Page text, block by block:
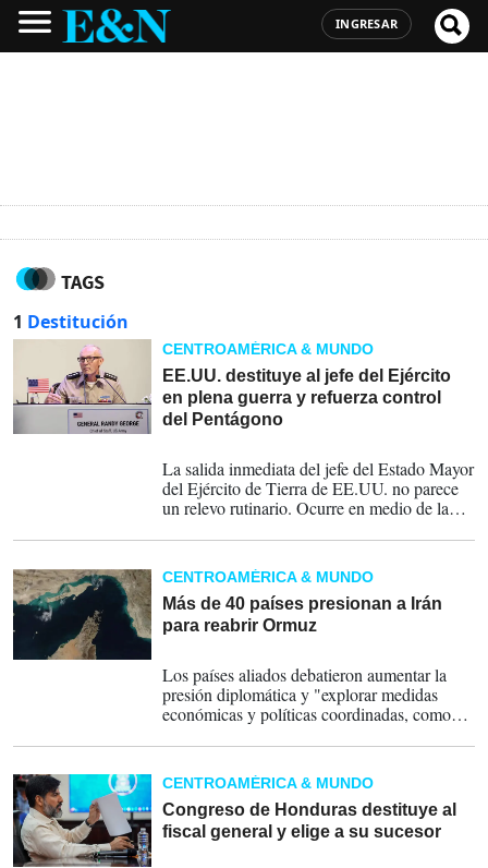
INGRESAR
TAGS
1 Destitución
CENTROAMÉRICA & MUNDO
EE.UU. destituye al jefe del Ejército
en plena guerra y refuerza control
del Pentágono
La salida inmediata del jefe del Estado Mayor
del Ejército de Tierra de EE.UU. no parece
un relevo rutinario. Ocurre en medio de la
detallada, y en un momento en que
Washington amplía despliegues en Medio
Oriente.
CENTROAMÉRICA & MUNDO
Más de 40 países presionan a Irán
para reabrir Ormuz
Los países aliados debatieron aumentar la
presión diplomática y "explorar medidas
económicas y políticas coordinadas, como
permanece cerrado".
CENTROAMÉRICA & MUNDO
Congreso de Honduras destituye al
fiscal general y elige a su sucesor